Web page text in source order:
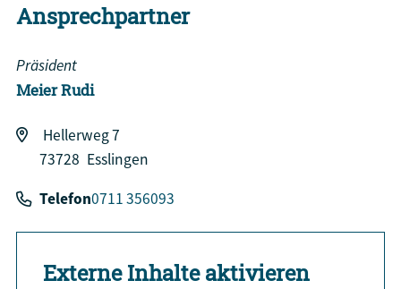
Ansprechpartner
Präsident
MeierRudi
Hellerweg 7
73728 Esslingen
Telefon0711 356093
Externe Inhalte aktivieren